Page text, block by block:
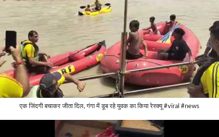
एक जिंदगी बचाकर जीता दिल, गंगा में डूब रहे युवक का किया रेस्क्यू #viral #news